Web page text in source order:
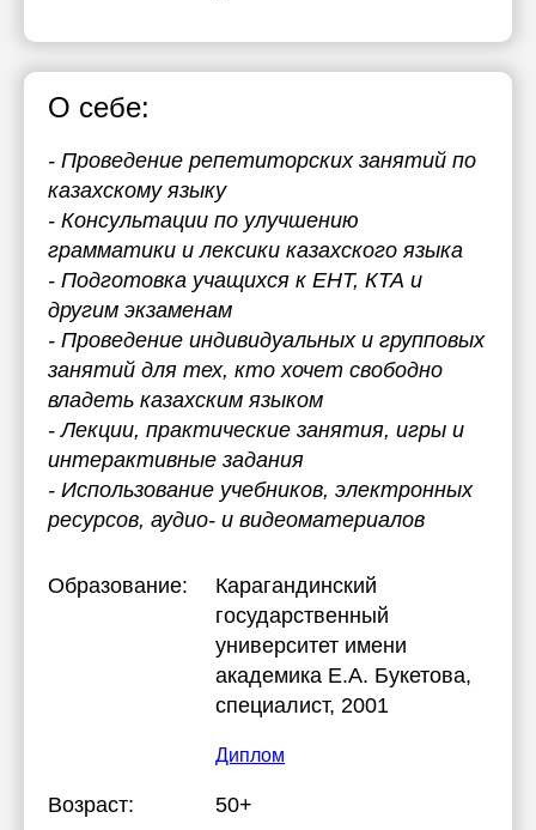
О себе:
- Проведение репетиторских занятий по
казахскому языку
- Консультации по улучшению
грамматики и лексики казахского языка
- Подготовка учащихся к ЕНТ, КТА и
другим экзаменам
- Проведение индивидуальных и групповых
занятий для тех, кто хочет свободно
владеть казахским языком
- Лекции, практические занятия, игры и
интерактивные задания
- Использование учебников, электронных
ресурсов, аудио- и видеоматериалов
Образование:
Карагандинский
государственный
университет имени
академика Е.А. Букетова,
специалист, 2001
Диплом
Возраст:
50+